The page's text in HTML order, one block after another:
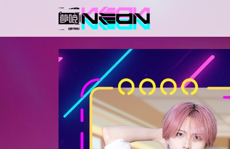
メインナビゲーション